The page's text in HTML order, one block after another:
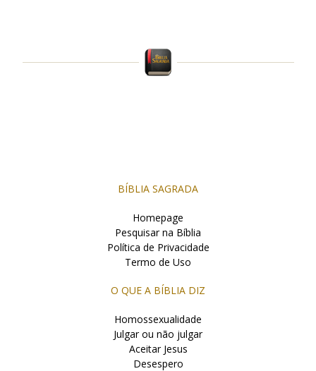
BÍBLIA SAGRADA
Homepage
Pesquisar na Bíblia
Política de Privacidade
Termo de Uso
O QUE A BÍBLIA DIZ
Homossexualidade
Julgar ou não julgar
Aceitar Jesus
Desespero